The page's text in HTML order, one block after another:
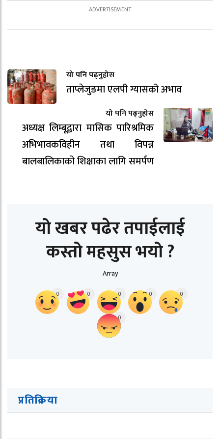
यो पनि पढ्नुहोस
ताप्लेजुङमा एलपी ग्यासको अभाव
यो पनि पढ्नुहोस
अध्यक्ष लिम्बूद्वारा मासिक पारिश्रमिक
अभिभावकविहीन तथा विपन्न
बालबालिकाको शिक्षाका लागि समर्पण
यो खबर पढेर तपाईलाई
कस्तो महसुस भयो ?
Array
0 0 0 0 0
0
प्रतिक्रिया